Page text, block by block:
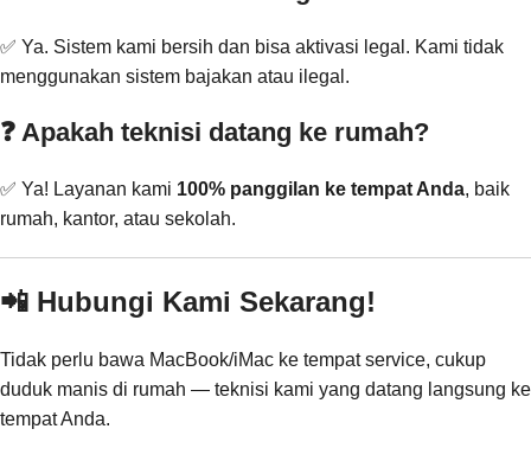
✅ Ya. Sistem kami bersih dan bisa aktivasi legal. Kami tidak
menggunakan sistem bajakan atau ilegal.
❓ Apakah teknisi datang ke rumah?
✅ Ya! Layanan kami 100% panggilan ke tempat Anda, baik
rumah, kantor, atau sekolah.
📲 Hubungi Kami Sekarang!
Tidak perlu bawa MacBook/iMac ke tempat service, cukup
duduk manis di rumah — teknisi kami yang datang langsung ke
tempat Anda.